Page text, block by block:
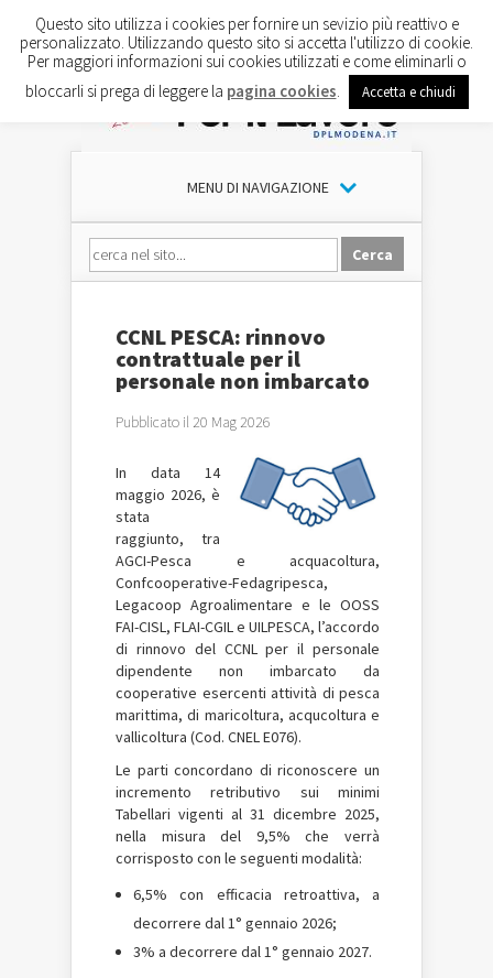
MENU DI NAVIGAZIONE
CCNL PESCA: rinnovo
contrattuale per il
personale non imbarcato
Pubblicato il 20 Mag 2026
In data 14
maggio 2026, è
stata
raggiunto, tra
AGCI-Pesca e acquacoltura,
Confcooperative-Fedagripesca,
Legacoop Agroalimentare e le OOSS
FAI-CISL, FLAI-CGIL e UILPESCA, l’accordo
di rinnovo del CCNL per il personale
dipendente non imbarcato da
cooperative esercenti attività di pesca
marittima, di maricoltura, acqucoltura e
vallicoltura (Cod. CNEL E076).
Le parti concordano di riconoscere un
incremento retributivo sui minimi
Tabellari vigenti al 31 dicembre 2025,
nella misura del 9,5% che verrà
corrisposto con le seguenti modalità:
6,5% con efficacia retroattiva, a
decorrere dal 1° gennaio 2026;
3% a decorrere dal 1° gennaio 2027.
Questo sito utilizza i cookies per fornire un sevizio più reattivo e
personalizzato. Utilizzando questo sito si accetta l'utilizzo di cookie.
Per maggiori informazioni sui cookies utilizzati e come eliminarli o
bloccarli si prega di leggere la pagina cookies Accetta e chiudi